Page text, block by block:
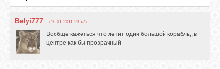
Belyi777 (10.01.2011 23:47)
Вообще кажеться что летит один большой корабль,, в
центре как бы прозрачный